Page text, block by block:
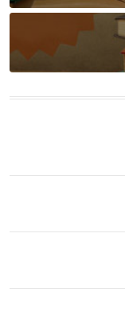
التي ارتبطت